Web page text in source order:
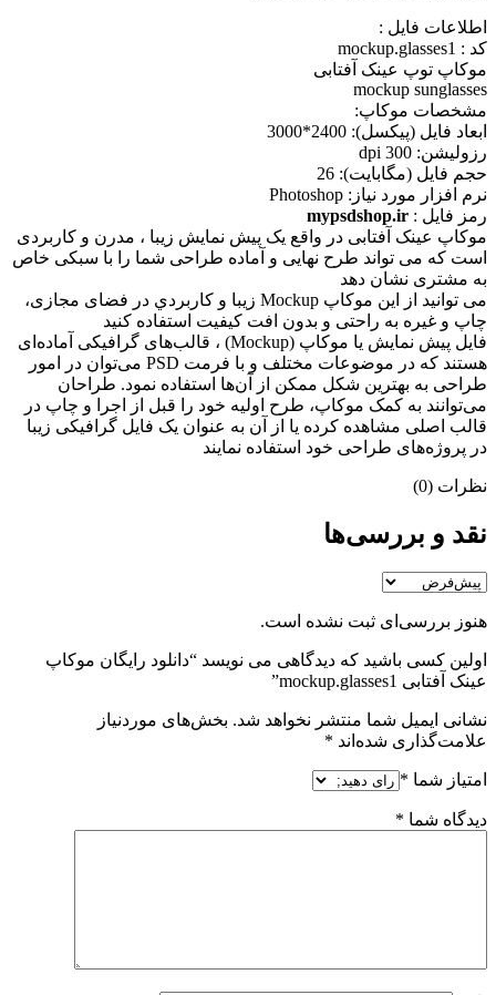
اطلاعات فايل :
کد : mockup.glasses1
موکاپ توپ عینک آفتابی
mockup sunglasses
مشخصات موکاپ:
ابعاد فايل (پيکسل): 2400*3000
رزوليشن: 300 dpi
حجم فايل (مگابايت): 26
نرم افزار مورد نياز: Photoshop
رمز فایل : mypsdshop.ir
موکاپ عینک آفتابی در واقع يک پيش نمايش زيبا ، مدرن و کاربردی
است که می تواند طرح نهايی و آماده طراحی شما را با سبکی خاص
به مشتری نشان دهد
می توانيد از اين موکاپ Mockup زيبا و کاربردي در فضای مجازی،
چاپ و غيره به راحتی و بدون افت کيفيت استفاده کنيد
فایل پیش نمایش یا موکاپ (Mockup) ، قالب‌های گرافیکی آماده‌ای
هستند که در موضوعات مختلف و با فرمت PSD می‌توان در امور
طراحی به بهترین شکل ممکن از آن‌ها استفاده نمود. طراحان
می‌توانند به کمک موکاپ، طرح اولیه خود را قبل از اجرا و چاپ در
قالب اصلی مشاهده کرده یا از آن به عنوان یک فایل گرافیکی زیبا
در پروژه‌های طراحی خود استفاده نمایند
نظرات (0)
نقد و بررسی‌ها
هنوز بررسی‌ای ثبت نشده است.
اولین کسی باشید که دیدگاهی می نویسد “دانلود رایگان موکاپ
عینک آفتابی mockup.glasses1”
نشانی ایمیل شما منتشر نخواهد شد. بخش‌های موردنیاز
علامت‌گذاری شده‌اند *
امتیاز شما *
دیدگاه شما *